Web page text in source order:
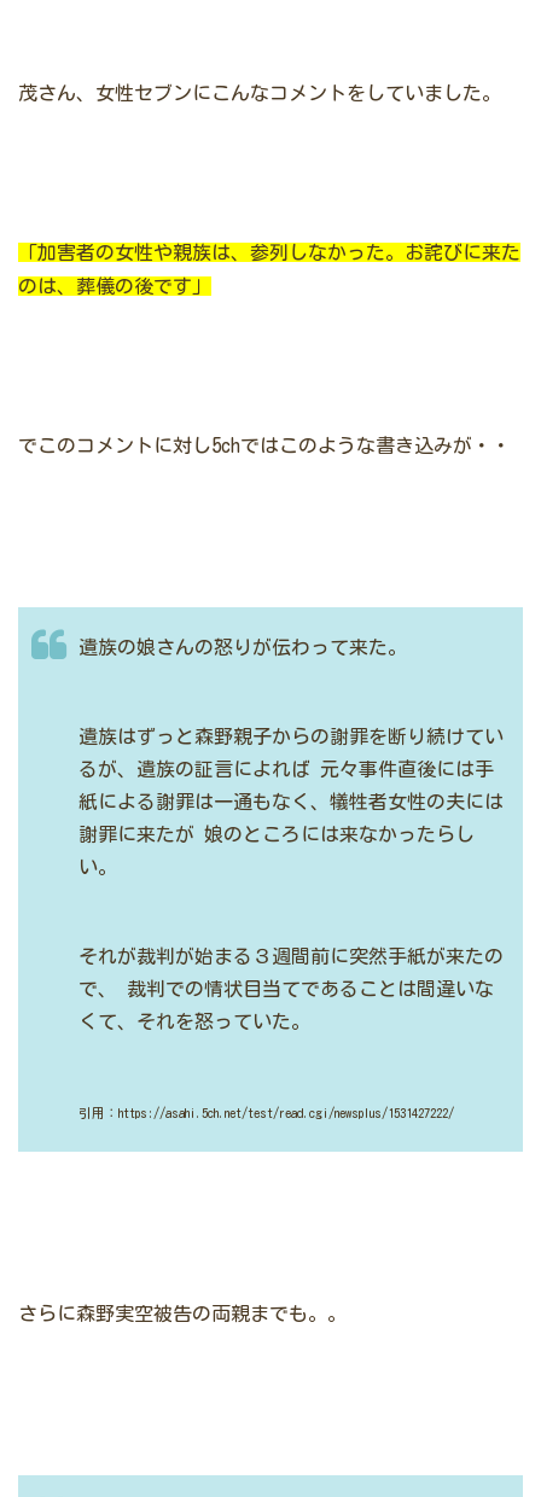
茂さん、女性セブンにこんなコメントをしていました。
「加害者の女性や親族は、参列しなかった。お詫びに来た
のは、葬儀の後です」
でこのコメントに対し5chではこのような書き込みが・・
遺族の娘さんの怒りが伝わって来た。
遺族はずっと森野親子からの謝罪を断り続けてい
るが、遺族の証言によれば 元々事件直後には手
紙による謝罪は一通もなく、犠牲者女性の夫には
謝罪に来たが 娘のところには来なかったらし
い。
それが裁判が始まる３週間前に突然手紙が来たの
で、
裁判での情状目当てであることは間違いな
くて、それを怒っていた。
引用：https://asahi.5ch.net/test/read.cgi/newsplus/1531427222/
さらに森野実空被告の両親までも。。